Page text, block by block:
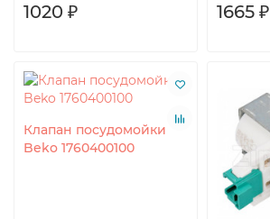
1020 ₽ 1665 ₽
Клапан посудомойки
Beko 1760400100